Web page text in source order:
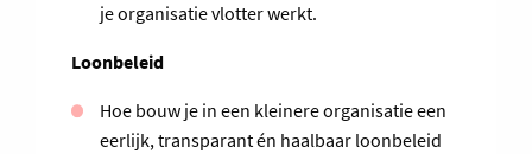
je organisatie vlotter werkt.
Loonbeleid
Hoe bouw je in een kleinere organisatie een
eerlijk, transparant én haalbaar loonbeleid